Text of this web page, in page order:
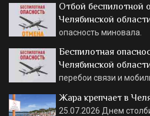
Отбой беспилотной
Челябинской
опасность миновала.
Беспилотная
Челябинской
перебои связи и
Жара крепчает в
25.07.2026 Днем